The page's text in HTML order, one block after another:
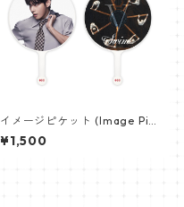
イメージピケット (Image Pic
ket) うちわ - ヴィ (V_21)
¥1,500